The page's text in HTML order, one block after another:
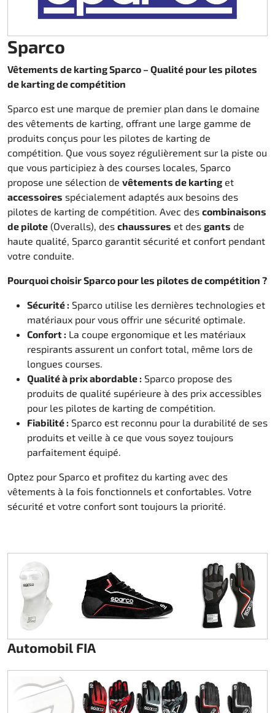
Sparco
Vêtements de karting Sparco – Qualité pour les pilotes
de karting de compétition
Sparco est une marque de premier plan dans le domaine
des vêtements de karting, offrant une large gamme de
produits conçus pour les pilotes de karting de
compétition. Que vous soyez régulièrement sur la piste ou
que vous participiez à des courses locales, Sparco
propose une sélection de vêtements de karting et
accessoires spécialement adaptés aux besoins des
pilotes de karting de compétition. Avec des combinaisons
de pilote (Overalls), des chaussures et des gants de
haute qualité, Sparco garantit sécurité et confort pendant
votre conduite.
Pourquoi choisir Sparco pour les pilotes de compétition ?
Sécurité : Sparco utilise les dernières technologies et
matériaux pour vous offrir une sécurité optimale.
Confort : La coupe ergonomique et les matériaux
respirants assurent un confort total, même lors de
longues courses.
Qualité à prix abordable : Sparco propose des
produits de qualité supérieure à des prix accessibles
pour les pilotes de karting de compétition.
Fiabilité : Sparco est reconnu pour la durabilité de ses
produits et veille à ce que vous soyez toujours
parfaitement équipé.
Optez pour Sparco et profitez du karting avec des
vêtements à la fois fonctionnels et confortables. Votre
sécurité et votre confort sont toujours la priorité.
Automobil FIA
Karting Vêtements de pluie
Teamwear Speed
Custom-Teamwear
Divers
Bottines
Autres
Autres
Accessoires Rapid I + II (FF353)
Zubehör Stream I (FF320)
Accessoires Stream II (FF808)
Sac pour casque
Sticker
Couvert kart
Chariot pour kart
Transm. chaîne 219
Transm. chaîne 428
Carburant
Embrayage Amsbeck
Embrayage Suco
de refroidissement
Roulement
Pièce de maintine
Plastique CIK
Plastique location
Plastique XTR 14
Plastique accessoires
Axe arrieres
Rotax EVO DD2
Rotax EVO-MAX
Rotax XPS Kart Tech
Courroie crantrée
Accessoires
Pièce Rechange DM Reducteur 270
DM Accessoires
DM Kit`s et Updates
Pièce Rechange DM d'occasion
Moteur Honda GX 200
Moteur Honda GX 270
Moteur Honda GX 390